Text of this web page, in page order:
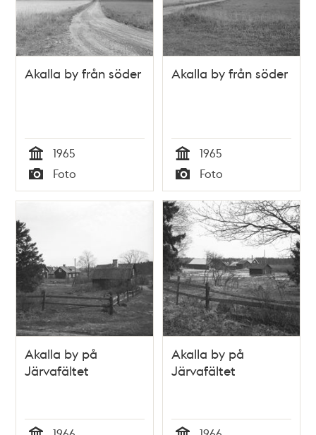
Akalla by från söder
Tid
1965
Typ
Foto
Akalla by från söder
Tid
1965
Typ
Foto
Akalla by på
Järvafältet
Akalla by på
Järvafältet